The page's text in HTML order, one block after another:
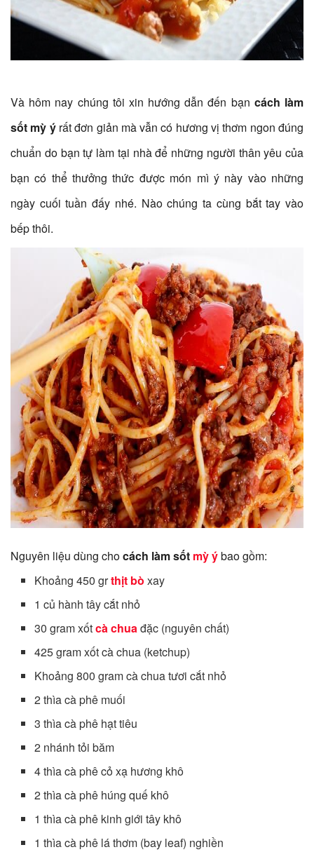
Và hôm nay chúng tôi xin hướng dẫn đến bạn cách làm
sốt mỳ ýrất đơn giản mà vẫn có hương vị thơm ngon đúng
chuẩn do bạn tự làm tại nhà để những người thân yêu của
bạn có thể thưởng thức được món mì ý này vào những
ngày cuối tuần đấy nhé. Nào chúng ta cùng bắt tay vào
bếp thôi.
Nguyên liệu dùng chocách làm sốt mỳ ýbao gồm:
Khoảng 450 grthịt bò xay
1 củ hành tây cắt nhỏ
30 gram xốtcà chuađặc (nguyên chất)
425 gram xốt cà chua (ketchup)
Khoảng 800 gram cà chua tươi cắt nhỏ
2 thìa cà phê muối
3 thìa cà phê hạt tiêu
2 nhánh tỏi băm
4 thìa cà phê cỏ xạ hương khô
2 thìa cà phê húng quế khô
1 thìa cà phê kinh giới tây khô
1 thìa cà phê lá thơm (bay leaf) nghiền